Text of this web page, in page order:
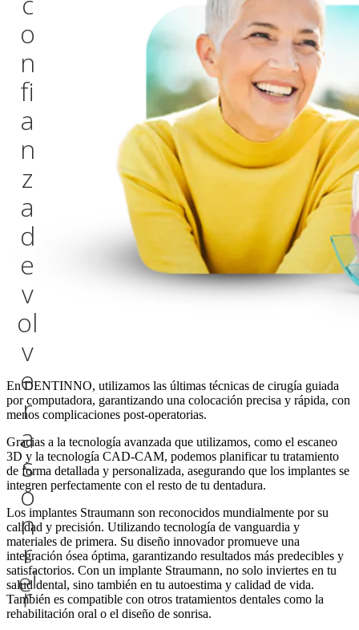
o
n
fi
a
n
z
a
d
e
v
ol
v
e
r
a
s
o
n
r
ei
r
En DENTINNO, utilizamos las últimas técnicas de cirugía guiada
por computadora, garantizando una colocación precisa y rápida, con
menos complicaciones post-operatorias.
Gracias a la tecnología avanzada que utilizamos, como el escaneo
3D y la tecnología CAD-CAM, podemos planificar tu tratamiento
de forma detallada y personalizada, asegurando que los implantes se
integren perfectamente con el resto de tu dentadura.
Los implantes Straumann son reconocidos mundialmente por su
calidad y precisión. Utilizando tecnología de vanguardia y
materiales de primera. Su diseño innovador promueve una
integración ósea óptima, garantizando resultados más predecibles y
satisfactorios. Con un implante Straumann, no solo inviertes en tu
salud dental, sino también en tu autoestima y calidad de vida.
También es compatible con otros tratamientos dentales como la
rehabilitación oral o el diseño de sonrisa.